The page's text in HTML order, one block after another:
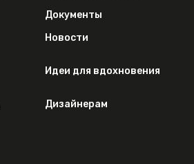
Документы
Новости
Идеи для вдохновения
Дизайнерам